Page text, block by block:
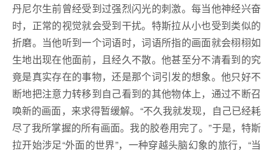
丹尼尔生前曾经受到过强烈闪光的刺激。每当他神经兴奋
时，正常的视觉就会受到干扰。特斯拉从小也受到类似的
折磨。当他听到一个词语时，词语所指的画面就会栩栩如
生地出现在他面前，且经久不散。他甚至分不清看到的究
竟是真实存在的事物，还是那个词引发的想象。他只好不
断地把注意力转移到自己看到的其他物体上，通过不断召
唤新的画面，来求得暂缓解。“不久我就发现，自己已经耗
尽了我所掌握的所有画面。我的胶卷用完了。”于是，特斯
拉开始涉足“外面的世界”，一种穿越头脑幻象的旅行，“当